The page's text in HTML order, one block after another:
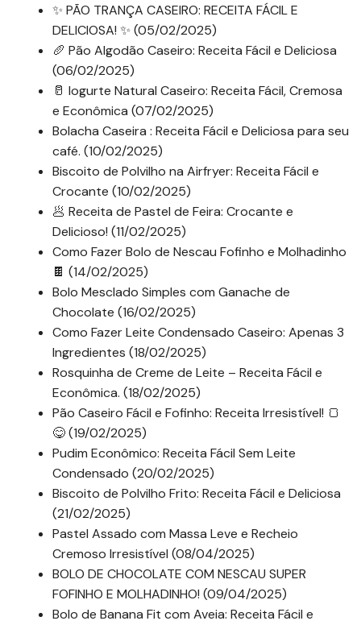
✨ PÃO TRANÇA CASEIRO: RECEITA FÁCIL E
DELICIOSA! ✨ (05/02/2025)
🥖 Pão Algodão Caseiro: Receita Fácil e Deliciosa
(06/02/2025)
🥛 Iogurte Natural Caseiro: Receita Fácil, Cremosa
e Econômica (07/02/2025)
Bolacha Caseira : Receita Fácil e Deliciosa para seu
café. (10/02/2025)
Biscoito de Polvilho na Airfryer: Receita Fácil e
Crocante (10/02/2025)
🥟 Receita de Pastel de Feira: Crocante e
Delicioso! (11/02/2025)
Como Fazer Bolo de Nescau Fofinho e Molhadinho
🍫 (14/02/2025)
Bolo Mesclado Simples com Ganache de
Chocolate (16/02/2025)
Como Fazer Leite Condensado Caseiro: Apenas 3
Ingredientes (18/02/2025)
Rosquinha de Creme de Leite – Receita Fácil e
Econômica. (18/02/2025)
Pão Caseiro Fácil e Fofinho: Receita Irresistível! 🍞
😋 (19/02/2025)
Pudim Econômico: Receita Fácil Sem Leite
Condensado (20/02/2025)
Biscoito de Polvilho Frito: Receita Fácil e Deliciosa
(21/02/2025)
Pastel Assado com Massa Leve e Recheio
Cremoso Irresistível (08/04/2025)
BOLO DE CHOCOLATE COM NESCAU SUPER
FOFINHO E MOLHADINHO! (09/04/2025)
Bolo de Banana Fit com Aveia: Receita Fácil e